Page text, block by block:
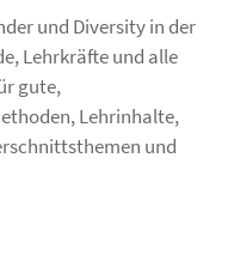
und Diversity in der
Lehrkräfte und alle
gute,
Lehrinhalte,
und